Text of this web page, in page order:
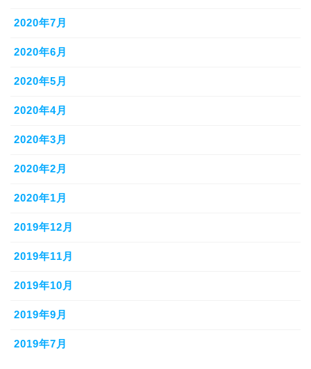
2020年7月
2020年6月
2020年5月
2020年4月
2020年3月
2020年2月
2020年1月
2019年12月
2019年11月
2019年10月
2019年9月
2019年7月